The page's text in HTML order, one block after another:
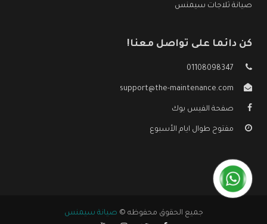
صيانة ثلاجات سيمنس
كن دائما على تواصل معنا!
01108098347
support@the-maintenance.com
صفحة الفيس بوك
مفتوح طوال ايام الأسبوع
جميع الحقوق محفوظه © صيانة سيمنس